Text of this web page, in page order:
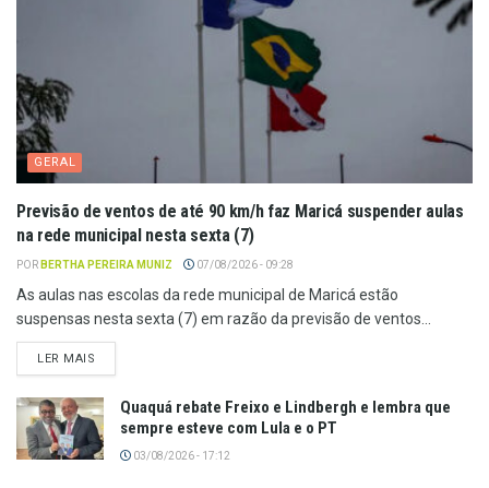
GERAL
Previsão de ventos de até 90 km/h faz Maricá suspender aulas
na rede municipal nesta sexta (7)
POR BERTHA PEREIRA MUNIZ 07/08/2026 - 09:28
As aulas nas escolas da rede municipal de Maricá estão
suspensas nesta sexta (7) em razão da previsão de ventos...
LER MAIS
Quaquá rebate Freixo e Lindbergh e lembra que
sempre esteve com Lula e o PT
03/08/2026 - 17:12